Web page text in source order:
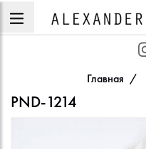
Главная
PND-1214